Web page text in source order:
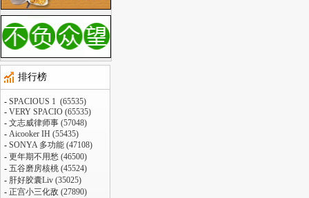
排行榜
- SPACIOUS 1 (65535)
- VERY SPACIO (65535)
- 文志威律师事 (57048)
- Aicooker IH (55435)
- SONYA 多功能 (47108)
- 更年期不用愁 (46500)
- 五谷磨房核桃 (45524)
- 肝好胶囊Liv (35025)
- 正宫小三化敌 (27890)